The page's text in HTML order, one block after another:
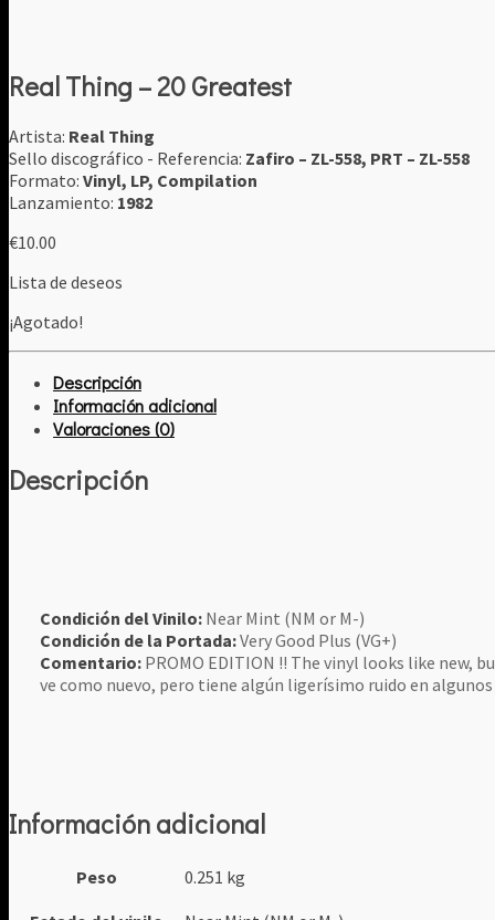
Real Thing ‎– 20 Greatest
Artista: Real Thing
Sello discográfico - Referencia: Zafiro ‎– ZL-558, PRT ‎– ZL-558
Formato: Vinyl, LP, Compilation
Lanzamiento: 1982
€10.00
Lista de deseos
¡Agotado!
Descripción
Información adicional
Valoraciones (0)
Descripción
Condición del Vinilo: Near Mint (NM or M-)
Condición de la Portada:Very Good Plus (VG+)
Comentario: PROMO EDITION !! The vinyl looks like new,
ve como nuevo, pero tiene algún ligerísimo ruido en
Información adicional
Peso
0.251 kg